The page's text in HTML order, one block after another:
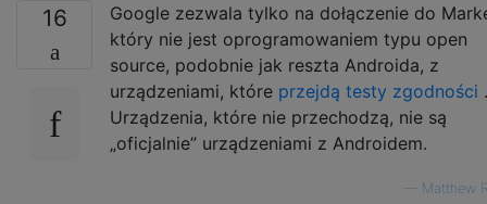
16
Google zezwala tylko na dołączenie do
który nie jest oprogramowaniem typu open
source, podobnie jak reszta Androida, z
urządzeniami, które przejdą testy zgodności .
Urządzenia, które nie przechodzą, nie są
„oficjalnie” urządzeniami z Androidem.
Matthew